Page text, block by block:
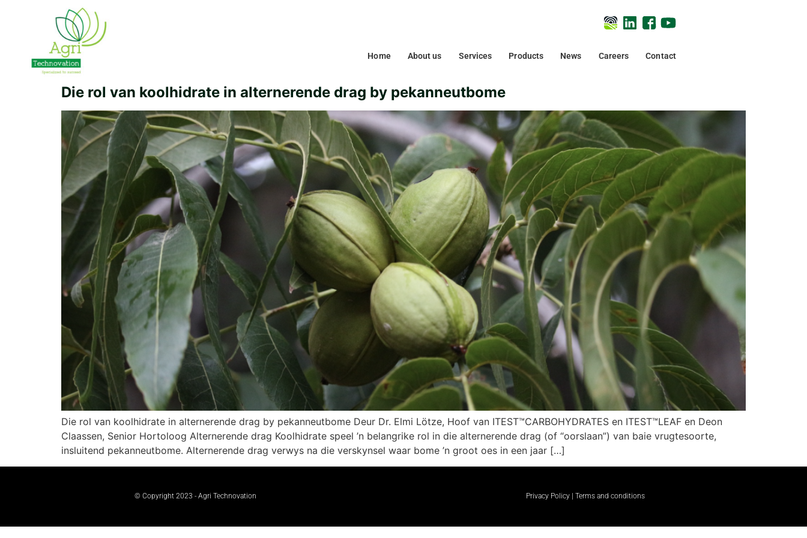
Home About us Services Products News Careers Contact
Die rol van koolhidrate in alternerende drag by pekanneutbome
Die rol van koolhidrate in alternerende drag by pekanneutbome Deur Dr. Elmi Lötze, Hoof van ITEST™CARBOHYDRATES en ITEST™LEAF en Deon
Claassen, Senior Hortoloog Alternerende drag Koolhidrate speel ’n belangrike rol in die alternerende drag (of “oorslaan”) van baie vrugtesoorte,
insluitend pekanneutbome. Alternerende drag verwys na die verskynsel waar bome ’n groot oes in een jaar […]
© Copyright 2023 - Agri Technovation Privacy Policy | Terms and conditions